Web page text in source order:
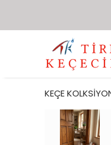
KEÇE